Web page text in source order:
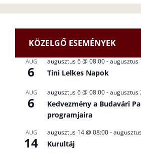
KÖZELGŐ ESEMÉNYEK
AUG
6
augusztus 6 @ 08:00-augusztus
Tini Lelkes Napok
AUG
6
augusztus 6 @ 08:00-augusztus
Kedvezmény a Budavári
programjaira
AUG
14
augusztus 14 @ 08:00-
Kurultáj